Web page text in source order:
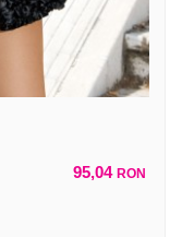
95,04 RON